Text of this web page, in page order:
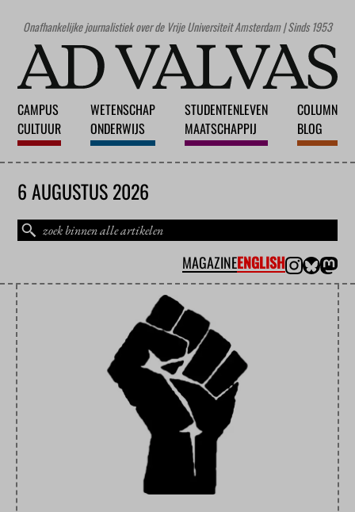
Onafhankelijke journalistiek over de Vrije Universiteit Amsterdam | Sinds 1953
CAMPUS
CULTUUR
WETENSCHAP
ONDERWIJS
STUDENTENLEVEN
MAATSCHAPPIJ
COLUMN
BLOG
6 AUGUSTUS 2026
MAGAZINEENGLISH